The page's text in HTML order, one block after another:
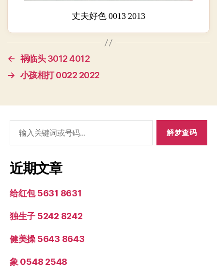
丈夫好色 0013 2013
← 祸临头 3012 4012
→ 小孩相打 0022 2022
索：
近期文章
给红包 5631 8631
独生子 5242 8242
健美操 5643 8643
象 0548 2548